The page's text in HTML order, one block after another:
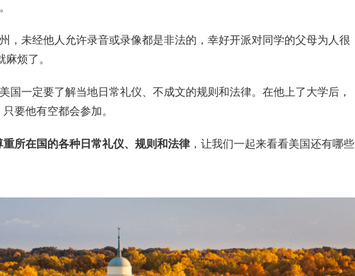
，未经他人允许录音或录像都是非法的，幸好开派对同学的父母为人很
烦了。
国一定要了解当地日常礼仪、不成文的规则和法律。在他上了大学后，
要他有空都会参加。
所在国的各种日常礼仪、规则和法律，让我们一起来看看美国还有哪些